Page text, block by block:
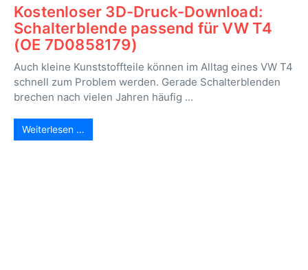
Kostenloser 3D-Druck-Download:
Schalterblende passend für VW T4
(OE 7D0858179)
Auch kleine Kunststoffteile können im Alltag eines VW T4
schnell zum Problem werden. Gerade Schalterblenden
brechen nach vielen Jahren häufig ...
Weiterlesen …